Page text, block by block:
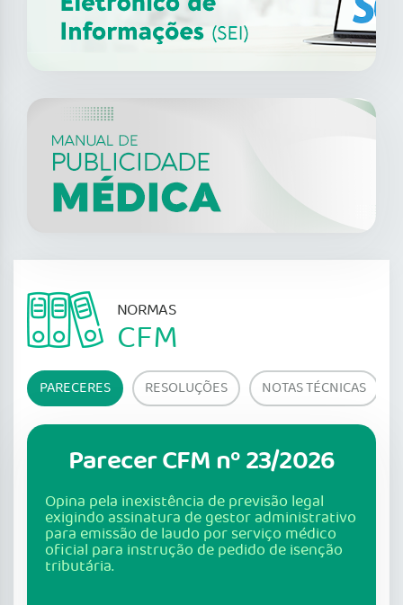
NORMAS
CFM
PARECERES RESOLUÇÕES NOTAS TÉCNICAS
Parecer CFM nº 23/2026
Opina pela inexistência de previsão legal
exigindo assinatura de gestor administrativo
para emissão de laudo por serviço médico
oficial para instrução de pedido de isenção
tributária.